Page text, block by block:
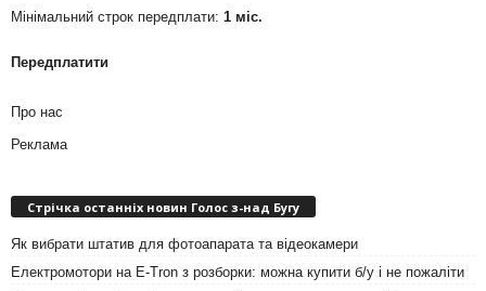
Мінімальний строк передплати: 1 міс.
Передплатити
Про нас
Реклама
Стрічка останніх новин Голос з-над Бугу
Як вибрати штатив для фотоапарата та відеокамери
Електромотори на E-Tron з розборки: можна купити б/у і не пожаліти